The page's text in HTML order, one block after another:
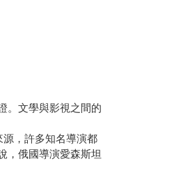
。文學與影視之間的
，許多知名導演都
，俄國導演愛森斯坦